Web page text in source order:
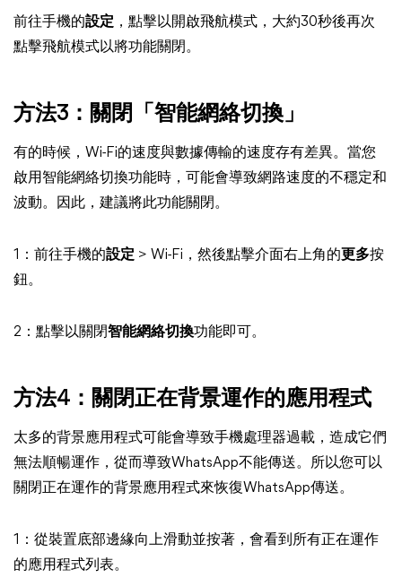
前往手機的設定 ，點擊以開啟飛航模式，大約30秒後再次
點擊飛航模式以將功能關閉。
方法3：關閉「智能網絡切換」
有的時候，Wi-Fi的速度與數據傳輸的速度存有差異。當您
啟用智能網絡切換功能時，可能會導致網路速度的不穩定和
波動。因此，建議將此功能關閉。
1：前往手機的設定 > Wi-Fi，然後點擊介面右上角的 更多按
鈕。
2：點擊以關閉智能網絡切換功能即可。
方法4：關閉正在背景運作的應用程式
太多的背景應用程式可能會導致手機處理器過載，造成它們
無法順暢運作，從而導致WhatsApp不能傳送。所以您可以
關閉正在運作的背景應用程式來恢復WhatsApp傳送。
1：從裝置底部邊緣向上滑動並按著，會看到所有正在運作
的應用程式列表。